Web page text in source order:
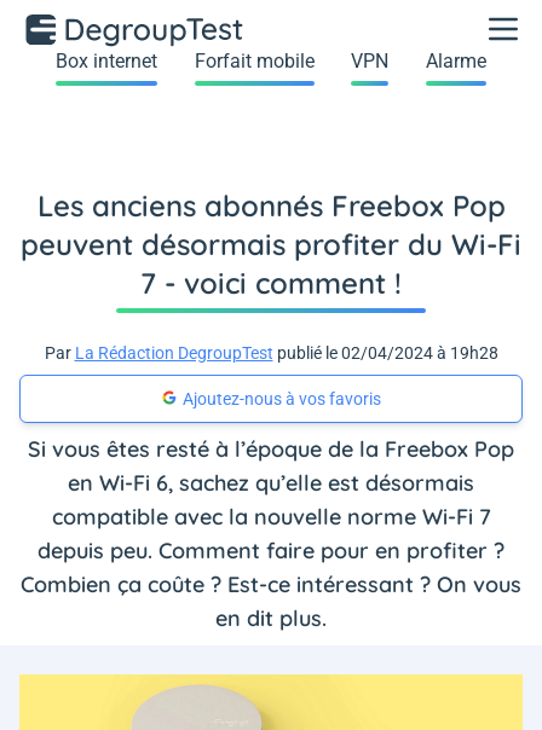
Box internet Forfait mobile VPN Alarme
Les anciens abonnés Freebox Pop
peuvent désormais profiter du Wi-Fi
7 - voici comment !
Par La Rédaction DegroupTest publié le 02/04/2024 à 19h28
Ajoutez-nous à vos favoris
Si vous êtes resté à l’époque de la Freebox Pop
en Wi-Fi 6, sachez qu’elle est désormais
compatible avec la nouvelle norme Wi-Fi 7
depuis peu. Comment faire pour en profiter ?
Combien ça coûte ? Est-ce intéressant ? On vous
en dit plus.